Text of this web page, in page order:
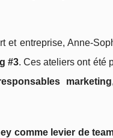
entreprise,
#3. Ces ateliers ont été
marketing
comme levier de